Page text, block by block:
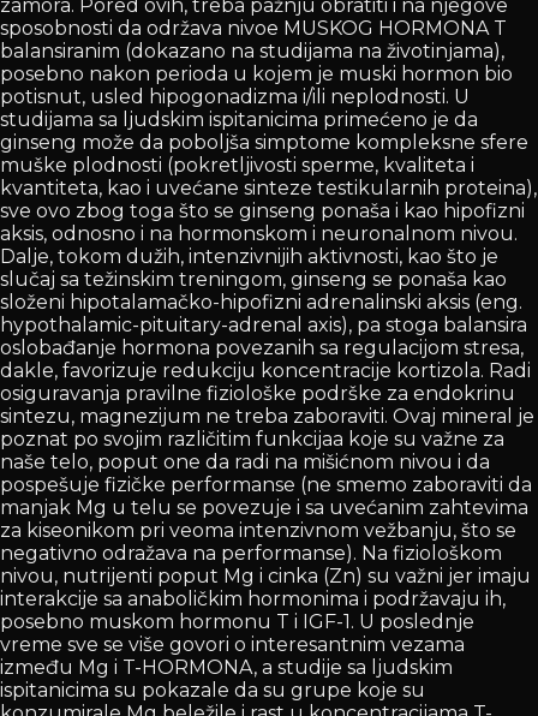
zamora. Pored ovih, treba pažnju obratiti i na njegove
sposobnosti da održava nivoe MUSKOG HORMONA T
balansiranim (dokazano na studijama na životinjama),
posebno nakon perioda u kojem je muski hormon bio
potisnut, usled hipogonadizma i/ili neplodnosti. U
studijama sa ljudskim ispitanicima primećeno je da
ginseng može da poboljša simptome kompleksne sfere
muške plodnosti (pokretljivosti sperme, kvaliteta i
kvantiteta, kao i uvećane sinteze testikularnih proteina),
sve ovo zbog toga što se ginseng ponaša i kao hipofizni
aksis, odnosno i na hormonskom i neuronalnom nivou.
Dalje, tokom dužih, intenzivnijih aktivnosti, kao što je
slučaj sa težinskim treningom, ginseng se ponaša kao
složeni hipotalamačko-hipofizni adrenalinski aksis (eng.
hypothalamic-pituitary-adrenal axis), pa stoga balansira
oslobađanje hormona povezanih sa regulacijom stresa,
dakle, favorizuje redukciju koncentracije kortizola. Radi
osiguravanja pravilne fiziološke podrške za endokrinu
sintezu, magnezijum ne treba zaboraviti. Ovaj mineral je
poznat po svojim različitim funkcijaa koje su važne za
naše telo, poput one da radi na mišićnom nivou i da
pospešuje fizičke performanse (ne smemo zaboraviti da
manjak Mg u telu se povezuje i sa uvećanim zahtevima
za kiseonikom pri veoma intenzivnom vežbanju, što se
negativno odražava na performanse). Na fiziološkom
nivou, nutrijenti poput Mg i cinka (Zn) su važni jer imaju
interakcije sa anaboličkim hormonima i podržavaju ih,
posebno muskom hormonu T i IGF-1. U poslednje
vreme sve se više govori o interesantnim vezama
između Mg i T-HORMONA, a studije sa ljudskim
ispitanicima su pokazale da su grupe koje su